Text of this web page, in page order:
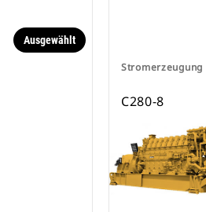
Ausgewählt
Stromerzeugung
C280-8